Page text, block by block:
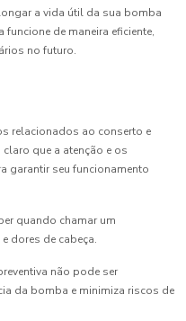
a vida útil da sua bomba
de maneira eficiente,
no futuro.
relacionados ao conserto e
que a atenção e os
garantir seu funcionamento
quando chamar um
dores de cabeça.
não pode ser
da bomba e minimiza riscos de